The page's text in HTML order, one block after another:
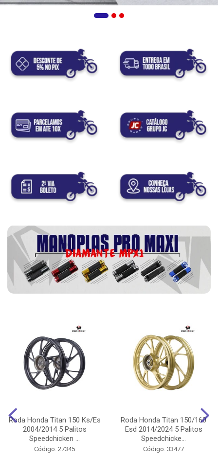
Roda Honda Titan 150 Ks/Es
2004/2014 5 Palitos
Speedchicken ...
Código: 27345
Roda Honda Titan 150/160
Esd 2014/2024 5 Palitos
Speedchicke...
Código: 33477